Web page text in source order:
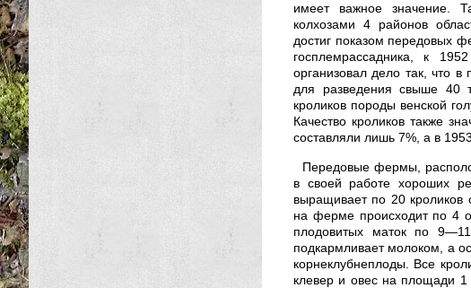
имеет важное значение.
колхозами 4 районов
достиг показом передовых
госплемрассадника, к
организовал дело так, что
для разведения свыше 40
кроликов породы венской
Качество кроликов также
составляли лишь 7%, а в
Передовые фермы,
в своей работе хороших
выращивает по 20
на ферме происходит по 4
плодовитых маток по
подкармливает молоком, а
корнеклубнеплоды. Все
клевер и овес на площади